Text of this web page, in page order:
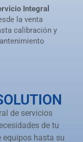
Integral
la venta
calibración y
de servicios
de tu
equipos hasta su